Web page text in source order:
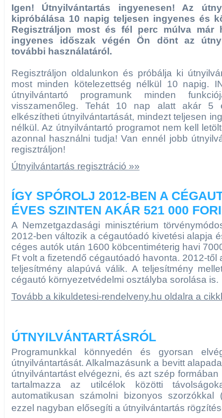
Igen! Útnyilvántartás ingyenesen! Az
kipróbálása 10 napig teljesen ingyenes és
Regisztráljon most és fél perc múlva már
ingyenes időszak végén Ön dönt az
további használatáról.
Regisztráljon oldalunkon és próbálja ki
most minden kötelezettség nélkül 10 napig.
útnyilvántartó programunk minden
visszamenőleg. Tehát 10 nap alatt akár 5
elkészítheti útnyilvántartását, mindezt teljesen
nélkül. Az útnyilvántartó programot nem kell
azonnal használni tudja! Van ennél jobb
regisztráljon!
Útnyilvántartás regisztráció »»
ÍGY SPÓROLJ 2012-BEN A
ÉVES SZINTEN AKÁR 521 000
A Nemzetgazdasági minisztérium
2012-ben változik a cégautóadó kivetési alapja
céges autók után 1600 köbcentiméterig havi
Ft volt a fizetendő cégautóadó havonta. 2012-től
teljesítmény alapúvá válik. A teljesítmény
cégautó környezetvédelmi osztályba sorolása is.
Tovább a kikuldetesi-rendelveny.hu oldalra a
ÚTNYILVÁNTARTÁSRÓL
Programunkkal könnyedén és gyorsan
útnyilvántartását. Alkalmazásunk a bevitt
útnyilvántartást elvégezni, és azt szép formában
tartalmazza az utilcélok közötti
automatikusan számolni bizonyos szorzókkal
ezzel nagyban elősegíti a útnyilvántartás